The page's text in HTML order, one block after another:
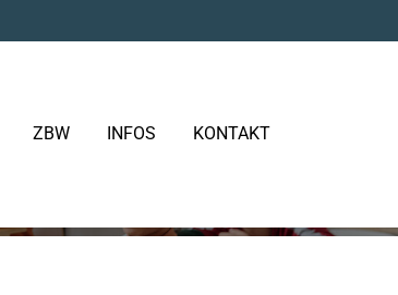
ZBW INFOS KONTAKT